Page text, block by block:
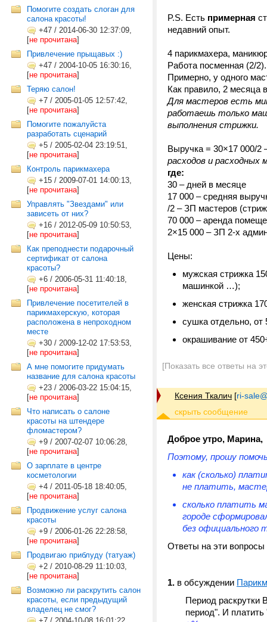
Помогите создать слоган для
салона красоты!
+47 / 2014-06-30 12:37:09,
[не прочитана]
Привлечение прыщавых :)
+47 / 2004-10-05 16:30:16,
[не прочитана]
Теряю салон!
+7 / 2005-01-05 12:57:42,
[не прочитана]
Помогите пожалуйста
разработать сценарий
+5 / 2005-02-04 23:19:51,
[не прочитана]
Контроль парикмахера
+15 / 2009-07-01 14:00:13,
[не прочитана]
Управлять "Звездами" или
зависеть от них?
+16 / 2012-05-09 10:50:53,
[не прочитана]
Как преподнести подарочный
сертификат от салона
красоты?
+6 / 2006-05-31 11:40:18,
[не прочитана]
Привлечение посетителей в
парикмахерскую, которая
расположена в непроходном
месте
+30 / 2009-12-02 17:53:53,
[не прочитана]
А мне помогите придумать
название для салона красоты
+23 / 2006-03-22 15:04:15,
[не прочитана]
Что написать о салоне
красоты на штендере
фломастером?
+9 / 2007-02-07 10:06:28,
[не прочитана]
О зарплате в центре
косметологии
+4 / 2011-05-18 18:40:05,
[не прочитана]
Продвижение услуг салона
красоты
+9 / 2006-01-26 22:28:58,
[не прочитана]
Продвигаю приблуду (татуаж)
+2 / 2010-08-29 11:10:03,
[не прочитана]
Возможно ли раскрутить салон
красоты, если предыдущий
владелец не смог?
P.S. Есть примерная
недавний опыт.
4 парикмахера,
Работа посменная (2/2).
Примерно, у одного
Как правило, 2 месяца
Для мастеров есть
работаешь только
выполнения стрижки.
Выручка = 30×17 000/2
расходов и расходных
где:
30 – дней в месяце
17 000 – средняя
/2 – ЗП мастеров
70 000 – аренда
2×15 000 – ЗП 2-х
Цены:
мужская стрижка
машинкой …);
женская стрижка
сушка отдельно,
окрашивание от
[Показать все ответы на
Ксения Ткалич [ri-
Доброе утро, Марина,
Поэтому, прошу
как (сколько)
не платить,
сколько платить
городе
без официального
Ответы на эти
1. в обсуждении
Период раскрутки
период". И